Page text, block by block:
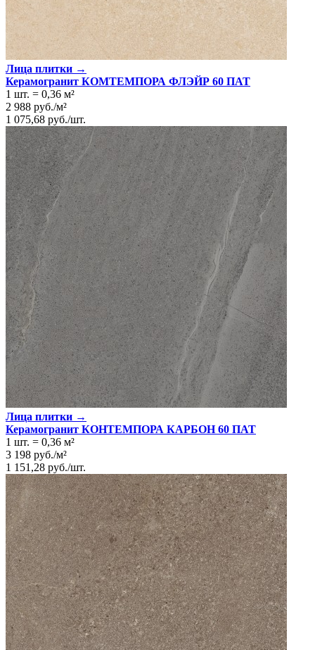
Лица плитки →
Керамогранит КОМТЕМПОРА ФЛЭЙР 60 ПАТ
1 шт. = 0,36 м²
2 988 руб./м²
1 075,68 руб./шт.
Лица плитки →
Керамогранит КОНТЕМПОРА КАРБОН 60 ПАТ
1 шт. = 0,36 м²
3 198 руб./м²
1 151,28 руб./шт.